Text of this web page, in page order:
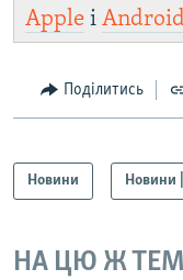
Apple і Android
Поділитись
Новини Новини
НА ЦЮ Ж